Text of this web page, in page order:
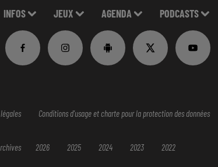
INFOS JEUX AGENDA PODCASTS
Conditions d'usage et charte pour la protection des données
2026 2025 2024 2023 2022